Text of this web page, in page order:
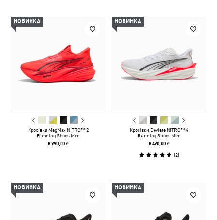
НОВИНКА
Кросівки MagMax NITRO™ 2
Running Shoes Men
8 990,00 ₴
НОВИНКА
Кросівки Deviate NITRO™ 4
Running Shoes Men
8 490,00 ₴
(2)
НОВИНКА НОВИНКА